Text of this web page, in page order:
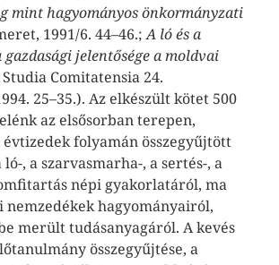
mint hagyományos önkormányzati
1991/6. 44–46.;A ló és a
jelentősége a moldvai
Studia Comitatensia 24.
25–35.). Az elkészült kötet 500
az elsősorban terepen,
folyamán összegyűjtött
, a szarvasmarha-, a sertés-, a
népi gyakorlatáról, ma
nemzedékek hagyományairól,
merült tudásanyagáról. A kevés
összegyűjtése, a